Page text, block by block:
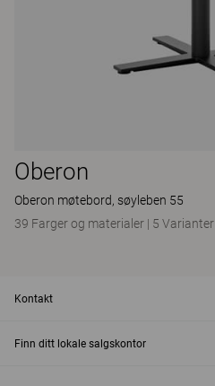
Oberon
Oberon møtebord, søyleben 55
39 Farger og materialer | 5 Varianter
Kontakt
Finn ditt lokale salgskontor